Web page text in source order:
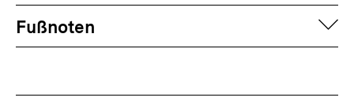
Fussnoten
Fußnoten